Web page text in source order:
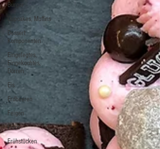
Burger
Cupcakes, Muffins
Dessert
Komponenten
Eingelegtes,
Eingekochtes,
Dörren
Eis
Erdbeeren
Feigen
Fisch
Frühstücken